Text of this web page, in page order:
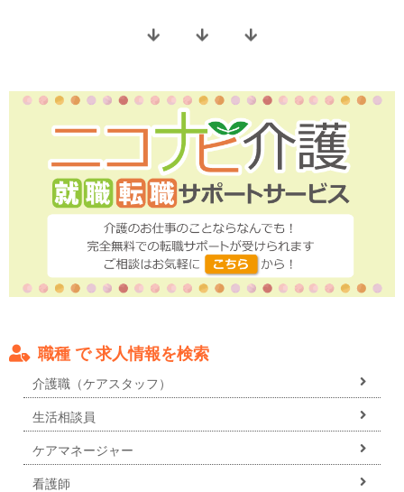
職種 で 求人情報を検索
介護職（ケアスタッフ）
生活相談員
ケアマネージャー
看護師